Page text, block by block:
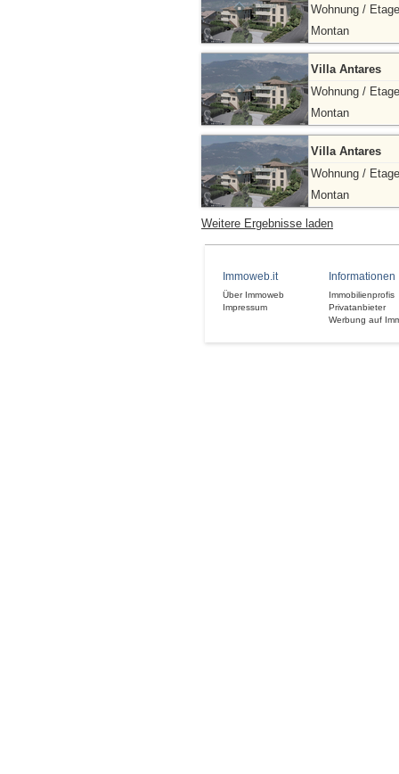
Wohnung / Etage
Montan
Villa Antares
Wohnung / Etage
Montan
Villa Antares
Wohnung / Etage
Montan
Weitere Ergebnisse laden
Immoweb.it
Über Immoweb
Impressum
Informationen
Immobilienprofis
Privatanbieter
Werbung auf